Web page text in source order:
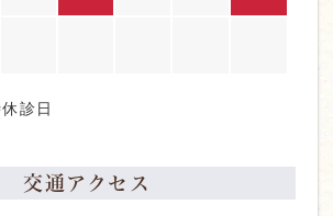
診日
交通アクセス